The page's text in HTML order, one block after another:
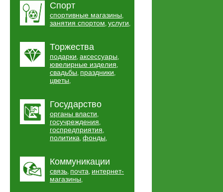
Спорт
спортивные магазины,
занятия спортом, услуги,
Торжества
подарки, аксессуары,
ювелирные изделия,
свадьбы, праздники,
цветы,
Государство
органы власти,
госучреждения,
госпредприятия,
политика, фонды,
Коммуникации
связь, почта, интернет-
магазины,